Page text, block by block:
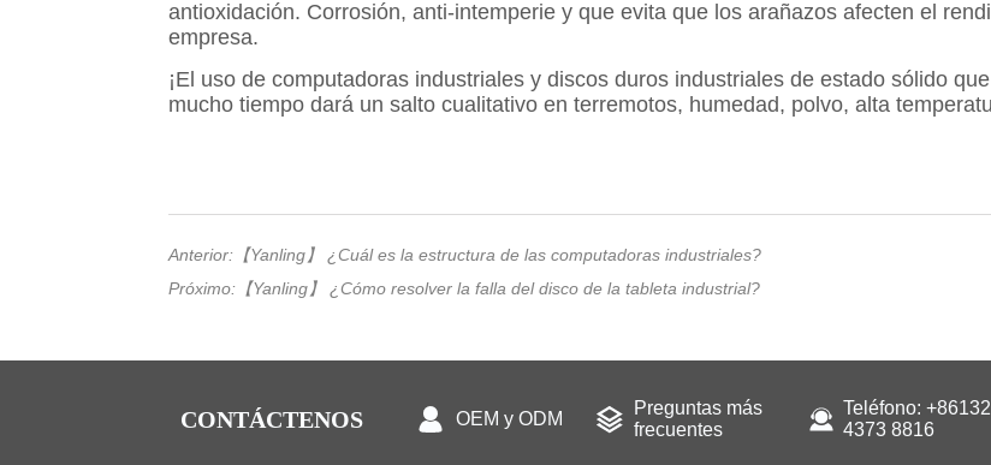
Anterior: 【Yanling】 ¿Cuál es la estructura de las computadoras industriales?
Próximo: 【Yanling】 ¿Cómo resolver la falla del disco de la tableta industrial?
CONTÁCTENOS OEM y ODM
Preguntas más
frecuentes
Teléfono: +86132
4373 8816